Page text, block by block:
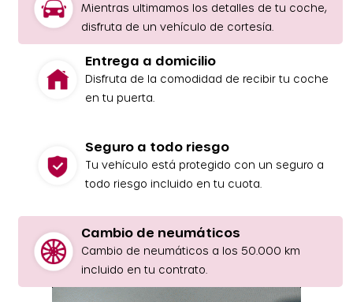
Mientras ultimamos los detalles de tu coche,
disfruta de un vehículo de cortesía.
Entrega a domicilio
Disfruta de la comodidad de recibir tu coche
en tu puerta.
Seguro a todo riesgo
Tu vehículo está protegido con un seguro a
todo riesgo incluido en tu cuota.
Cambio de neumáticos
Cambio de neumáticos a los 50.000 km
incluido en tu contrato.